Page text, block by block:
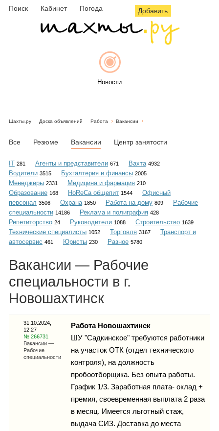
Поиск Кабинет Погода Добавить
Новости
Объявления
Каталог
Инфо
Карты
Фотогалерея
Шахты.ру Доска объявлений Работа Вакансии
Все Резюме Вакансии Центр занятости
IT 281 Агенты и представители 671 Вахта 4932
Водители 3515 Бухгалтерия и финансы 2005
Менеджеры 2331 Медицина и фармация 210
Образование 168 HoReCa общепит 1544
Офисный
персонал 3506 Охрана 1850 Работа на дому 809
Рабочие
специальности 14186 Реклама и полиграфия 428
Репетиторство 24 Руководители 1088 Строительство 1639
Технические специалисты 1052 Торговля 3167
Транспорт и
автосервис 461 Юристы 230 Разное 5780
Вакансии — Рабочие
специальности в г.
Новошахтинск
31.10.2024,
12:27
№ 266731
Вакансии —
Рабочие
специальности
Работа Новошахтинск
ШУ "Садкинское" требуются работники
на участок ОТК (отдел технического
контроля), на должность
пробоотборщика. Без опыта работы.
График 1/3. Заработная плата- оклад +
премия, своевременная выплата 2 раза
в месяц. Имеется льготный стаж,
выдача СИЗ. Доставка до места